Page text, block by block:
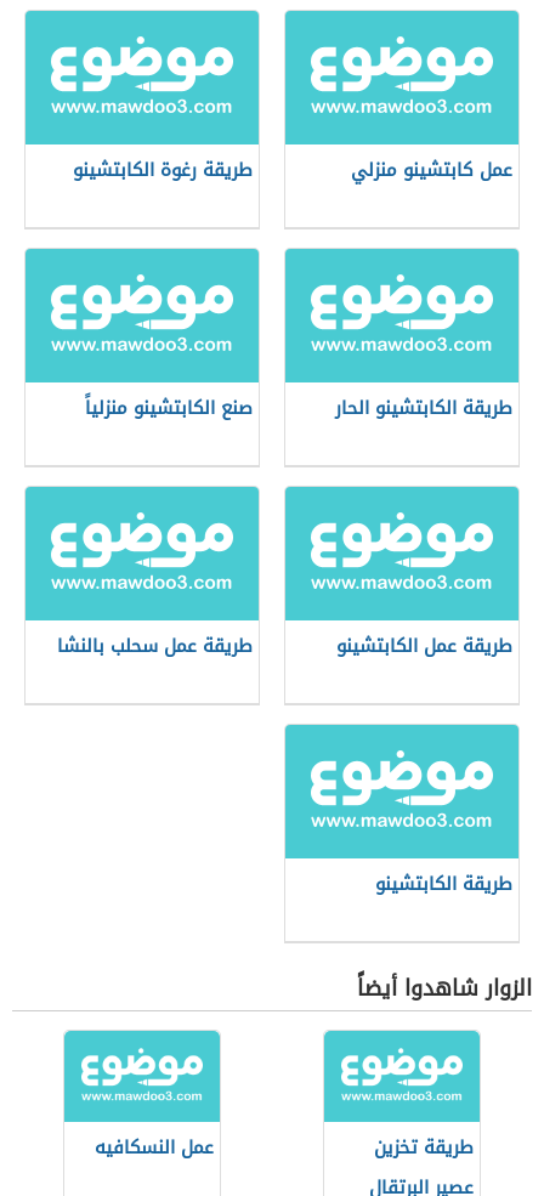
عمل كابتشينو منزلي طريقة رغوة الكابتشينو
طريقة الكابتشينو الحار صنع الكابتشينو منزلياً
طريقة عمل الكابتشينو طريقة عمل سحلب بالنشا
طريقة الكابتشينو
الزوار شاهدوا أيضاً
طريقة تخزين
عصير البرتقال
عمل النسكافيه